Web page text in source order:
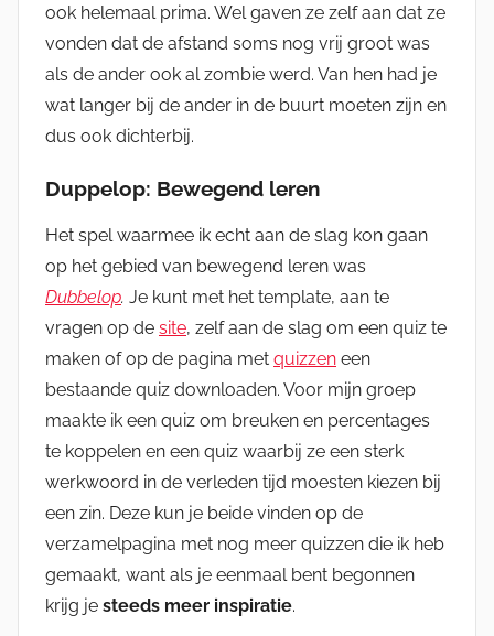
ook helemaal prima. Wel gaven ze zelf aan dat ze
vonden dat de afstand soms nog vrij groot was
als de ander ook al zombie werd. Van hen had je
wat langer bij de ander in de buurt moeten zijn en
dus ook dichterbij.
Duppelop: Bewegend leren
Het spel waarmee ik echt aan de slag kon gaan
op het gebied van bewegend leren was
Dubbelop. Je kunt met het template, aan te
vragen op de site, zelf aan de slag om een quiz te
maken of op de pagina met quizzen een
bestaande quiz downloaden. Voor mijn groep
maakte ik een quiz om breuken en percentages
te koppelen en een quiz waarbij ze een sterk
werkwoord in de verleden tijd moesten kiezen bij
een zin. Deze kun je beide vinden op de
verzamelpagina met nog meer quizzen die ik heb
gemaakt, want als je eenmaal bent begonnen
krijg je steeds meer inspiratie.